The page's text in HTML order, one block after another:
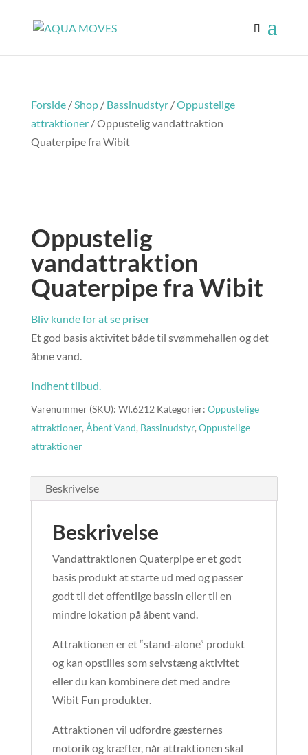
Forside/Shop/ Bassinudstyr/Oppustelige
attraktioner/ Oppustelig vandattraktion
Quaterpipe fra Wibit
Oppustelig
vandattraktion
Quaterpipe fra Wibit
Bliv kunde for at se priser
Et god basis aktivitet både til svømmehallen og det
åbne vand.
Indhent tilbud.
Varenummer (SKU): WI.6212 Kategorier: Oppustelige
attraktioner, Åbent Vand, Bassinudstyr, Oppustelige
attraktioner
Beskrivelse
Beskrivelse
Vandattraktionen Quaterpipe er et godt
basis produkt at starte ud med og passer
godt til det offentlige bassin eller til en
mindre lokation på åbent vand.
Attraktionen er et “stand-alone” produkt
og kan opstilles som selvstæng aktivitet
eller du kan kombinere det med andre
Wibit Fun produkter.
Attraktionen vil udfordre gæsternes
motorik og kræfter, når attraktionen skal